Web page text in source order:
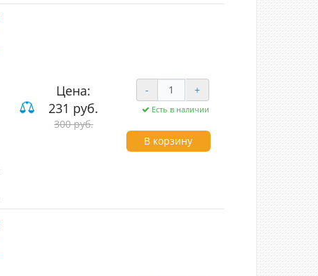
Цена:
231 руб.
300 руб.
- +
Есть в наличии
В корзину